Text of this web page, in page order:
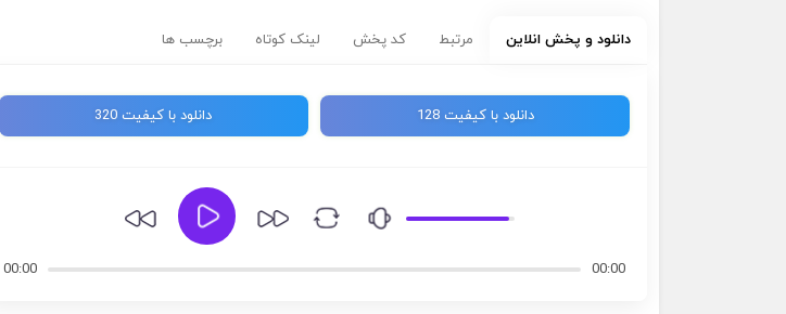
دانلود و پخش انلاین مرتبط کد پخش لینک کوتاه برچسب ها
دانلود با کیفیت 128 دانلود با کیفیت 320
00:00
00:00